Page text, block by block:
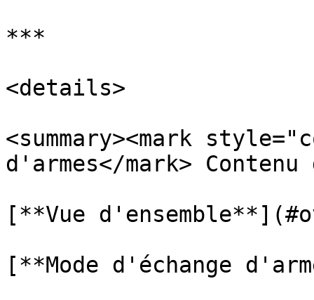
***
<details>
<summary><mark
d'armes</mark> Contenu
[**Vue
[**Mode d'échange